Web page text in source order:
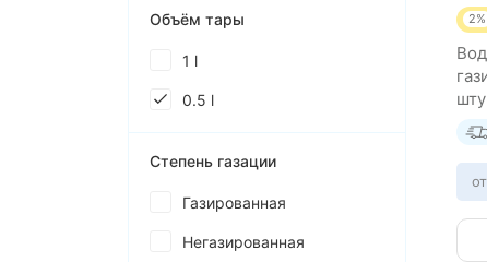
2%
Объём тары
1 l
0.5 l
Степень газации
Газированная
Негазированная